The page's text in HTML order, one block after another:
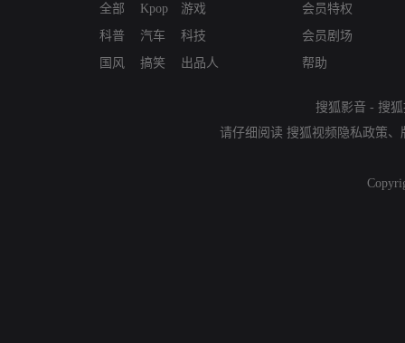
全部
科普
国风
Kpop
汽车
搞笑
游戏
科技
出品人
会员特权
会员剧场
帮助
搜狐影音 - 搜
请仔细阅读 搜狐视频隐私政策、